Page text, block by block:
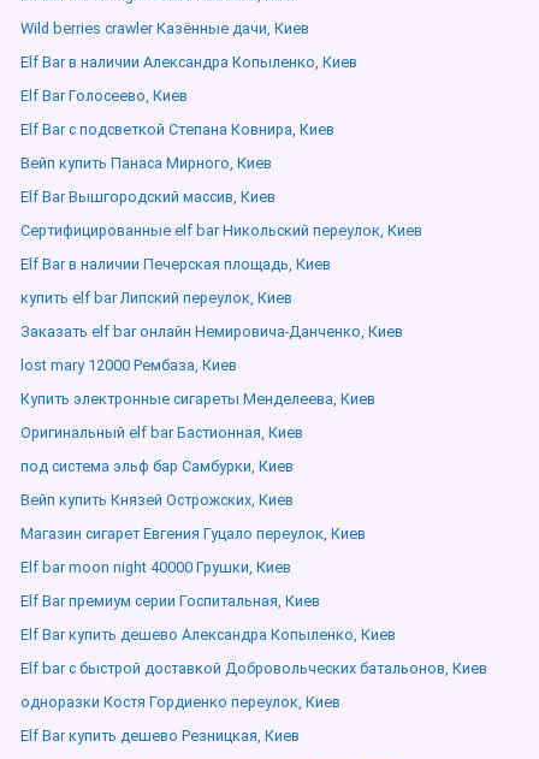
Wild berries crawler Казённые дачи, Киев
Elf Bar в наличии Александра Копыленко, Киев
Elf Bar Голосеево, Киев
Elf Bar с подсветкой Степана Ковнира, Киев
Вейп купить Панаса Мирного, Киев
Elf Bar Вышгородский массив, Киев
Сертифицированные elf bar Никольский переулок, Киев
Elf Bar в наличии Печерская площадь, Киев
купить elf bar Липский переулок, Киев
Заказать elf bar онлайн Немировича-Данченко, Киев
lost mary 12000 Рембаза, Киев
Купить электронные сигареты Менделеева, Киев
Оригинальный elf bar Бастионная, Киев
под система эльф бар Самбурки, Киев
Вейп купить Князей Острожских, Киев
Магазин сигарет Евгения Гуцало переулок, Киев
Elf bar moon night 40000 Грушки, Киев
Elf Bar премиум серии Госпитальная, Киев
Elf Bar купить дешево Александра Копыленко, Киев
Elf bar с быстрой доставкой Добровольческих батальонов, Киев
одноразки Костя Гордиенко переулок, Киев
Elf Bar купить дешево Резницкая, Киев